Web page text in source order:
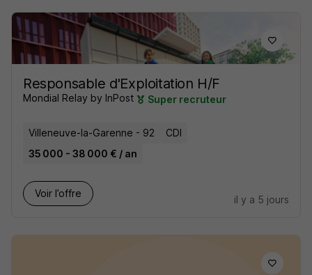
Responsable d'Exploitation H/F
Mondial Relay by InPost Super recruteur
Villeneuve-la-Garenne - 92
CDI
35 000 - 38 000 € / an
Voir l’offre
il y a 5 jours